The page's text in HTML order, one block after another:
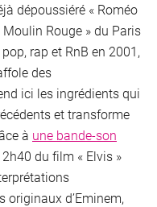
dépoussiéré « Roméo
Rouge » du Paris
rap et RnB en 2001,
des
ici les ingrédients qui
et transforme
à une bande-son
du film « Elvis »
originaux d’Eminem,